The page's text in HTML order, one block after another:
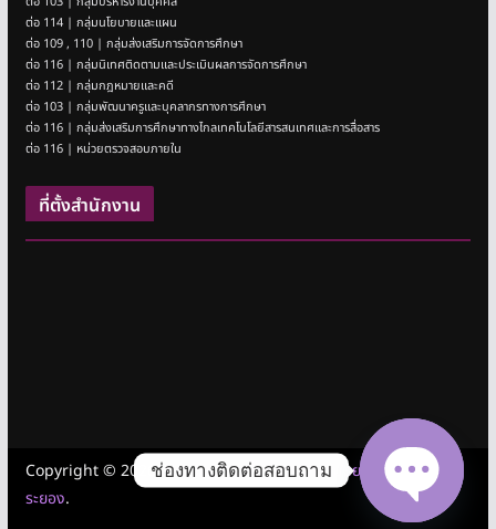
ต่อ 114 | กลุ่มนโยบายและแผน
ต่อ 109 , 110 | กลุ่มส่งเสริมการจัดการศึกษา
ต่อ 116 | กลุ่มนิเทศติดตามและประเมินผลการจัดการศึกษา
ต่อ 112 | กลุ่มกฎหมายและคดี
ต่อ 103 | กลุ่มพัฒนาครูและบุคลากรทางการศึกษา
ต่อ 116 | กลุ่มส่งเสริมการศึกษาทางไกลเทคโนโลยีสารสนเทศและการสื่อสาร
ต่อ 116 | หน่วยตรวจสอบภายใน
ที่ตั้งสำนักงาน
Copyright © 2026สำนักงานเขตพื้นที่การศึกษามัธยมศึกษาชลบุรี
ระยอง.
ช่องทางติดต่อสอบถาม